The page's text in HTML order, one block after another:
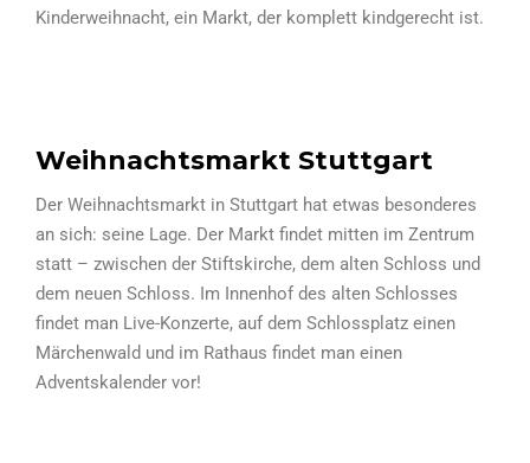
Kinderweihnacht, ein Markt, der komplett kindgerecht ist.
Weihnachtsmarkt Stuttgart
Der Weihnachtsmarkt in Stuttgart hat etwas besonderes
an sich: seine Lage. Der Markt findet mitten im Zentrum
statt – zwischen der Stiftskirche, dem alten Schloss und
dem neuen Schloss. Im Innenhof des alten Schlosses
findet man Live-Konzerte, auf dem Schlossplatz einen
Märchenwald und im Rathaus findet man einen
Adventskalender vor!